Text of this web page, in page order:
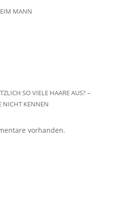
MANN
SO VIELE HAARE AUS? –
NICHT KENNEN
vorhanden.